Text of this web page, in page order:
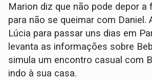
Marion diz que não pode depor a
para não se queimar com Daniel.
Lúcia para passar uns dias em
levanta as informações sobre
simula um encontro casual com
indo à sua casa.